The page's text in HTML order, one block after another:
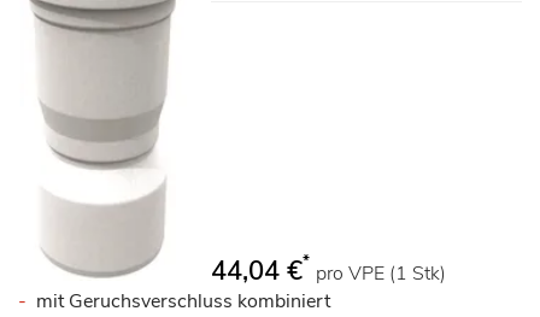
44,04 €* pro VPE (1 Stk)
mit Geruchsverschluss kombiniert